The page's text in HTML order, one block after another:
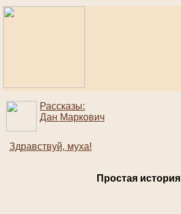
Рассказы:
Дан Маркович
Здравствуй, муха!
Простая история